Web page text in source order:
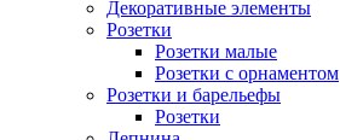
Декоративные элементы
Розетки
Розетки малые
Розетки с орнаментом
Розетки и барельефы
Розетки